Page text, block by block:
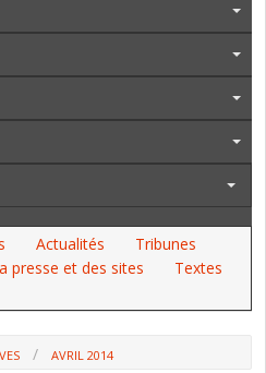
Actualités
Tribunes
presse et des sites
Textes
AVRIL 2014